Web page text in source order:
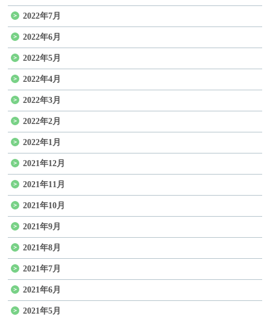
2022年7月
2022年6月
2022年5月
2022年4月
2022年3月
2022年2月
2022年1月
2021年12月
2021年11月
2021年10月
2021年9月
2021年8月
2021年7月
2021年6月
2021年5月